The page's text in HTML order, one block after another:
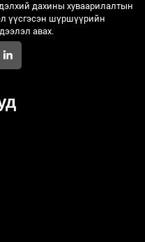
дахины хуваарилалтын
үүсгэсэн шүршүүрийн
авах.